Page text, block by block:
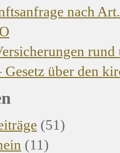
nach
über den
(51)
(11)